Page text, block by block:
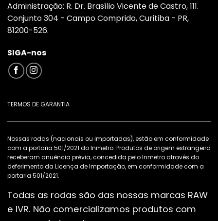
Administração: R. Dr. Brasílio Vicente de Castro, 111.
Conjunto 304 - Campo Comprido, Curitiba - PR,
81200-526.
SIGA-nos
TERMOS DE GARANTIA
Nossas rodas (nacionais ou importadas), estão em conformidade
com a portaria 501/2021 do Inmetro. Produtos de origem estrangeira
receberam anuência prévia, concedida pelo Inmetro através do
deferimento da Licença de Importação, em conformidade com a
portaria 501/2021.
Todas as rodas são das nossas marcas RAW
e IVR. Não comercializamos produtos com